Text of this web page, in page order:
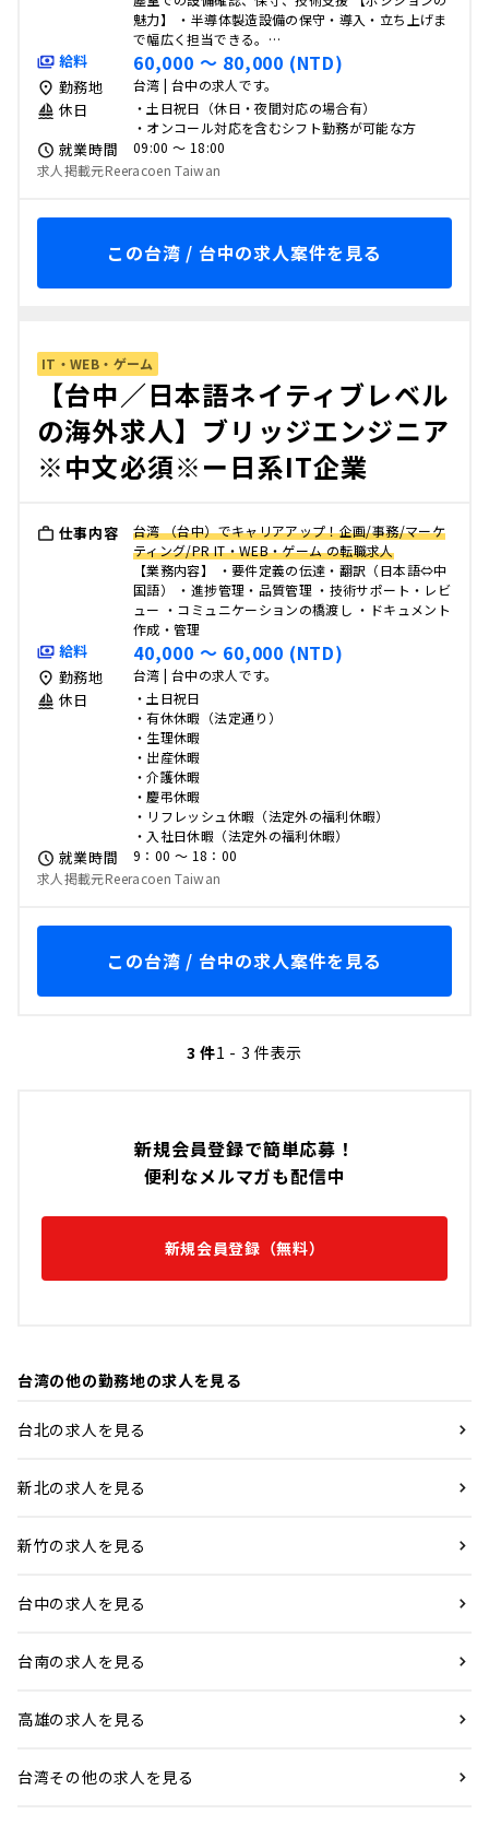
新規会員登録で簡単応募！
便利なメルマガも配信中
新規会員登録（無料）
台湾の他の勤務地の求人を見る
台北の求人を見る
新北の求人を見る
新竹の求人を見る
台中の求人を見る
台南の求人を見る
高雄の求人を見る
台湾その他の求人を見る
魅力】 ・半導体製造設備の保守・導入・立ち上げま
で幅広く担当できる。…
給料 60,000 〜 80,000 (NTD)
勤務地 台湾 | 台中の求人です。
休日
・土日祝日（休日・夜間対応の場合有）
・オンコール対応を含むシフト勤務が可能な方
就業時間
09:00 〜 18:00
求人掲載元Reeracoen Taiwan
この台湾 / 台中の求人案件を見る
IT・WEB・ゲーム
【台中／日本語ネイティブレベル
の海外求人】ブリッジエンジニア
※中文必須※ー日系IT企業
仕事内容
台湾 （台中）でキャリアアップ！企画/事務/マーケ
ティング/PR IT・WEB・ゲーム の転職求人
【業務内容】 ・要件定義の伝達・翻訳（日本語⇔中
国語） ・進捗管理・品質管理 ・技術サポート・レビ
ュー ・コミュニケーションの橋渡し ・ドキュメント
作成・管理
給料 40,000 〜 60,000 (NTD)
勤務地 台湾 | 台中の求人です。
休日
・土日祝日
・有休休暇（法定通り）
・生理休暇
・出産休暇
・介護休暇
・慶弔休暇
・リフレッシュ休暇（法定外の福利休暇）
・入社日休暇（法定外の福利休暇）
就業時間
9：00 〜 18：00
求人掲載元Reeracoen Taiwan
この台湾 / 台中の求人案件を見る
3 件1 - 3 件表示